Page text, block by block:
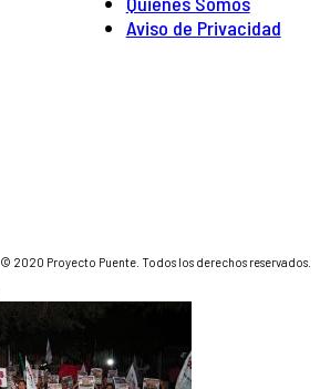
Aviso de Privacidad
© 2020 Proyecto Puente. Todos los derechos reservados.